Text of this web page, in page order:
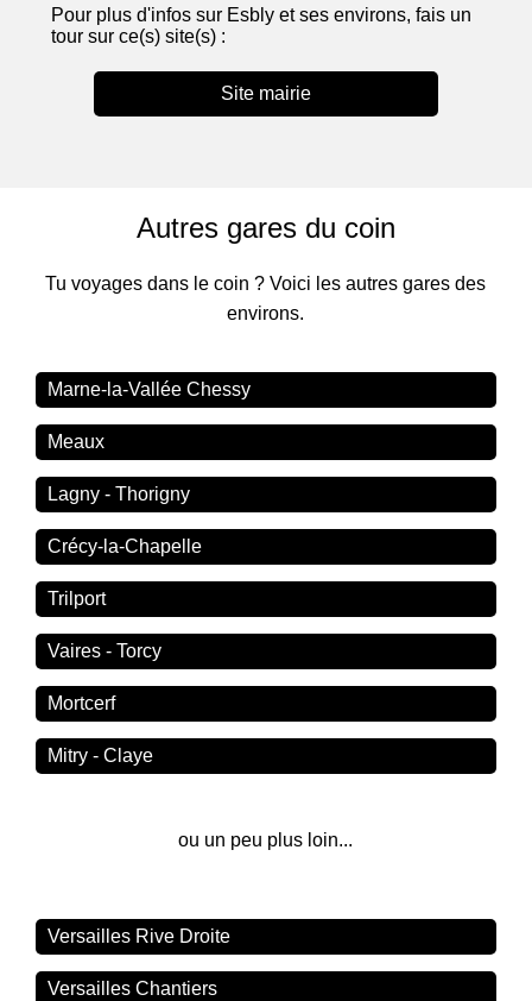
Pour plus d'infos sur Esbly et ses environs, fais un
tour sur ce(s) site(s) :
Site mairie
Autres gares du coin
Tu voyages dans le coin ? Voici les autres gares des
environs.
Marne-la-Vallée Chessy
Meaux
Lagny - Thorigny
Crécy-la-Chapelle
Trilport
Vaires - Torcy
Mortcerf
Mitry - Claye
ou un peu plus loin...
Versailles Rive Droite
Versailles Chantiers